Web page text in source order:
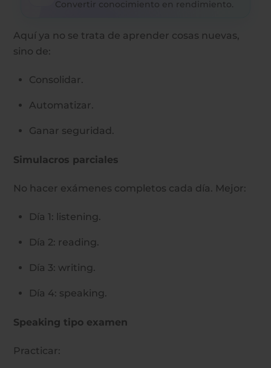
Convertir conocimiento en rendimiento.
Aquí ya no se trata de aprender cosas nuevas,
sino de:
Consolidar.
Automatizar.
Ganar seguridad.
Simulacros parciales
No hacer exámenes completos cada día. Mejor:
Día 1: listening.
Día 2: reading.
Día 3: writing.
Día 4: speaking.
Speaking tipo examen
Practicar: